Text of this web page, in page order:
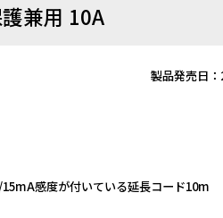
兼用 10A
製品発売日
感度が付いている延長コード10m